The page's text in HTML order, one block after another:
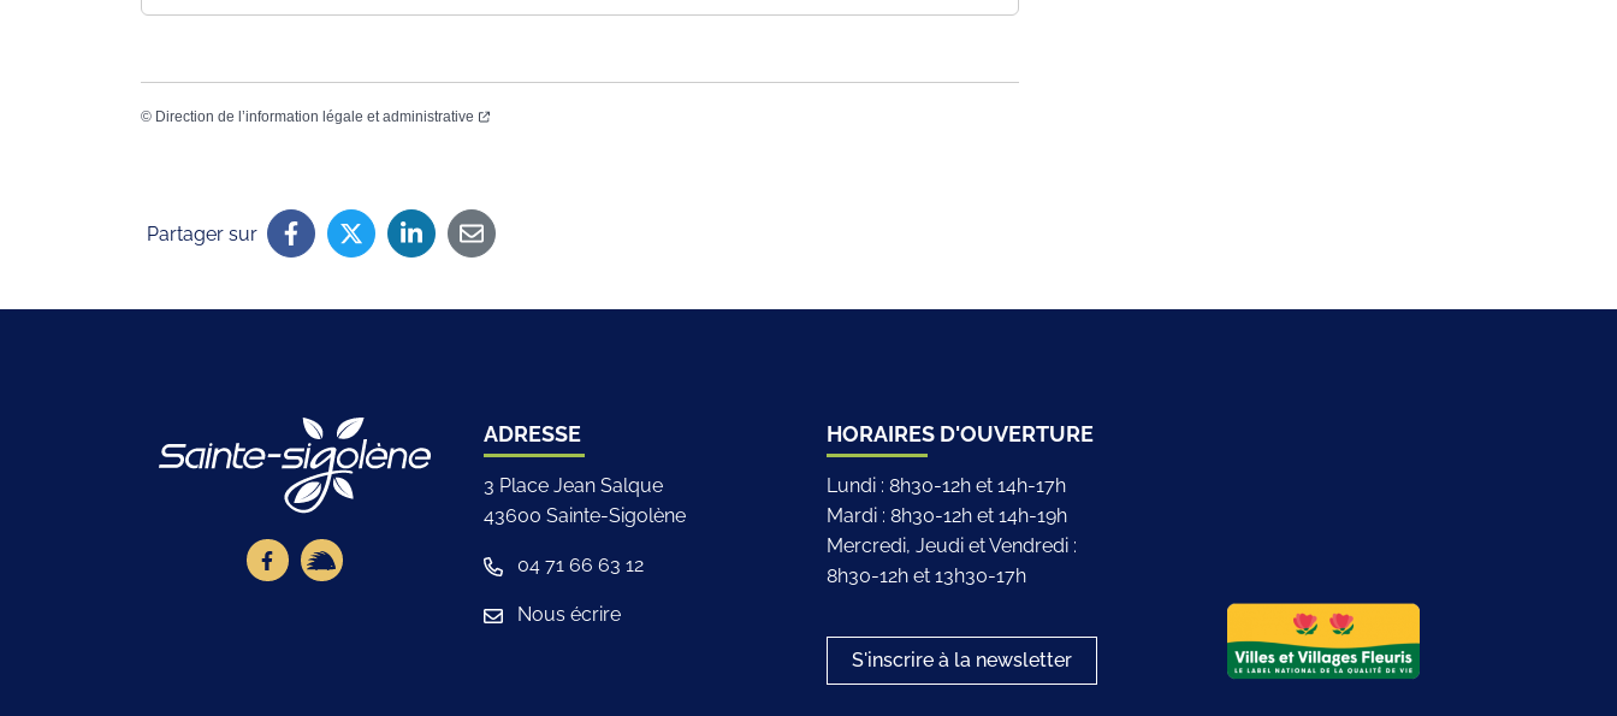
© Direction de l’information légale et administrative
Partager sur
Logo Site officiel de la ville de Sainte-Sigolène
Lien vers le compte Facebook
Lien vers la page illiwap
ADRESSE
3 Place Jean Salque
43600 Sainte-Sigolène
04 71 66 63 12
Nous écrire
HORAIRES D'OUVERTURE
Lundi : 8h30-12h et 14h-17h
Mardi : 8h30-12h et 14h-19h
Mercredi, Jeudi et Vendredi :
8h30-12h et 13h30-17h
S'inscrire à la newsletter
Logo du label